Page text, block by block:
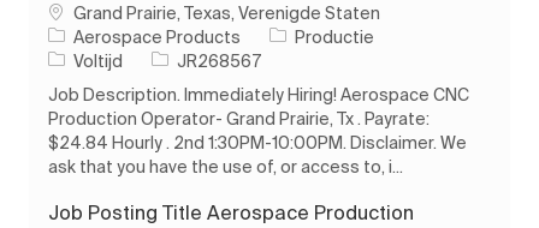
PlaatsGrand Prairie, Texas, Verenigde Staten
Aerospace Products
Categorie
Productie
Soort baan
Voltijd Taak-ID
JR268567
Job Description. Immediately Hiring! Aerospace CNC
Production Operator- Grand Prairie, Tx . Payrate:
$24.84 Hourly . 2nd 1:30PM-10:00PM. Disclaimer. We
ask that you have the use of, or access to, i...
Job Posting Title Aerospace Production